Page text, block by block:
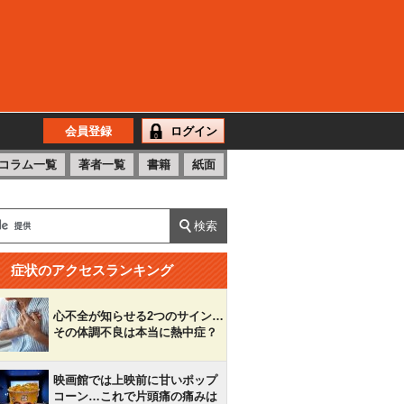
会員登録 ログイン
ラム一覧 著者一覧 書籍 紙面
症状のアクセスランキング
心不全が知らせる2つのサイン…
その体調不良は本当に熱中症？
映画館では上映前に甘いポップ
コーン…これで片頭痛の痛みは